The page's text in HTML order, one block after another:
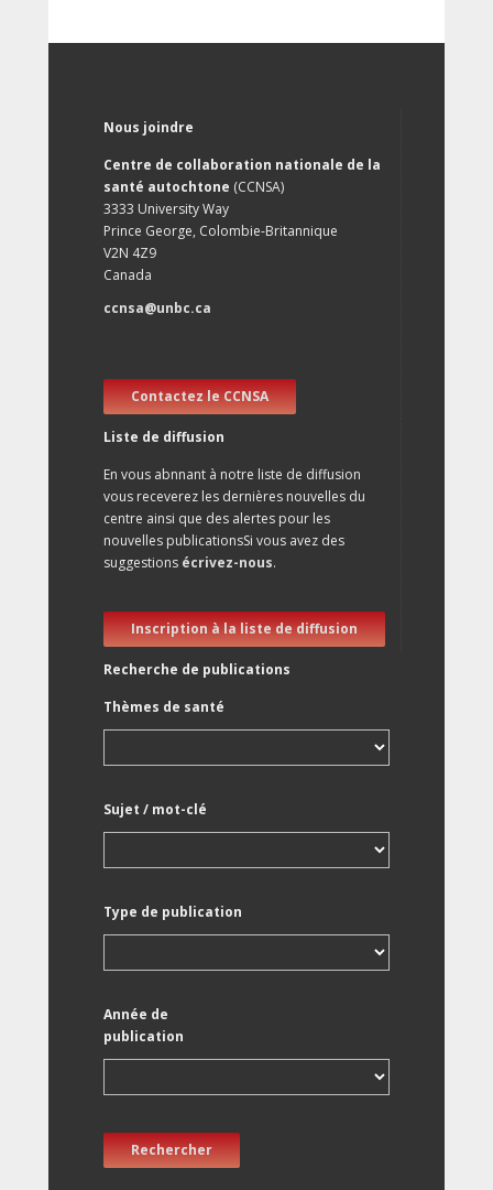
Nous joindre
Centre de collaboration nationale de la
santé autochtone (CCNSA)
3333 University Way
Prince George, Colombie-Britannique
V2N 4Z9
Canada
ccnsa@unbc.ca
Contactez le CCNSA
Liste de diffusion
En vous abnnant à notre liste de diffusion
vous receverez les dernières nouvelles du
centre ainsi que des alertes pour les
nouvelles publicationsSi vous avez des
suggestions écrivez-nous.
Inscription à la liste de diffusion
Recherche de publications
Thèmes de santé
Sujet / mot-clé
Type de publication
Année de
publication
Rechercher